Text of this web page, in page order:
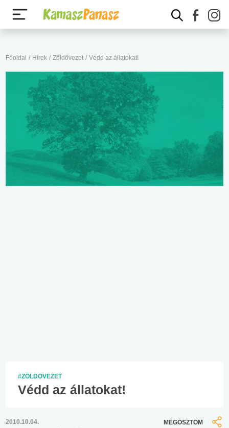
Főoldal / Hírek / Zöldövezet / Védd az állatokat!
#ZÖLDÖVEZET
Védd az állatokat!
2010.10.04.
MEGOSZTOM